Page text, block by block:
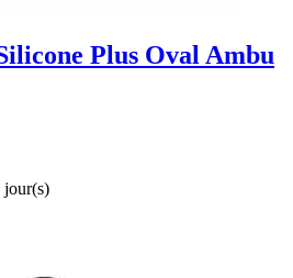
Plus Oval Ambu
jour(s)